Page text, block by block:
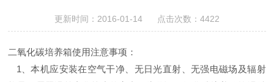
更新时间：2016-01-14 点击次数：4422
二氧化碳培养箱使用注意事项 ：
1 、本机应安装在空气干净、无日光直射、无强电磁场及辐射